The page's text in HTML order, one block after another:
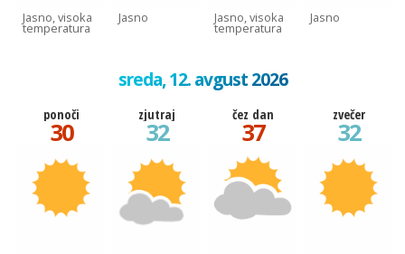
Jasno, visoka
temperatura
Jasno Jasno, visoka
temperatura
Jasno
sreda, 12. avgust 2026
ponoči
30
zjutraj
32
čez dan
37
zvečer
32